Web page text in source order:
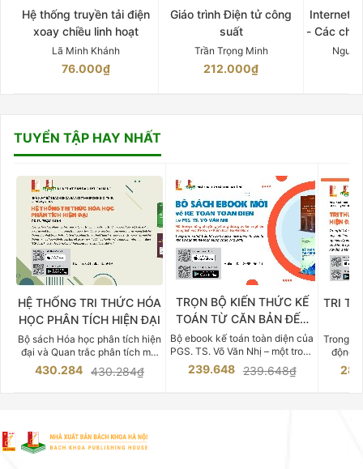
Hệ thống truyền tải điện
xoay chiều linh hoạt
Lã Minh Khánh
76.000₫
Giáo trình Điện tử công
suất
Trần Trọng Minh
212.000₫
Internet
- Các
TUYỂN TẬP HAY NHẤT
HỆ THỐNG TRI THỨC HÓA
HỌC PHÂN TÍCH HIỆN ĐẠI
Bộ sách Hóa học phân tích hiện
đại và Quan trắc phân tích môi
trường của Cố Giáo sư, Tiến sĩ
Phạm Luận là một trong những
vực Hóa học phân tích tại Việt
Nam hiện nay. Bộ sách mang
đến một hệ thống tri thức hoàn
430.284 430.284₫
TRỌN BỘ KIẾN THỨC KẾ
TOÁN TỪ CĂN BẢN ĐẾN
CHUYÊN SÂU
Bộ ebook kế toán toàn diện của
PGS. TS. Võ Văn Nhị – một trong
những chuyên gia hàng đầu,
giàu kinh nghiệm trong lĩnh vực
239.648 239.648₫
TRI
Trong
động
việc
tế và